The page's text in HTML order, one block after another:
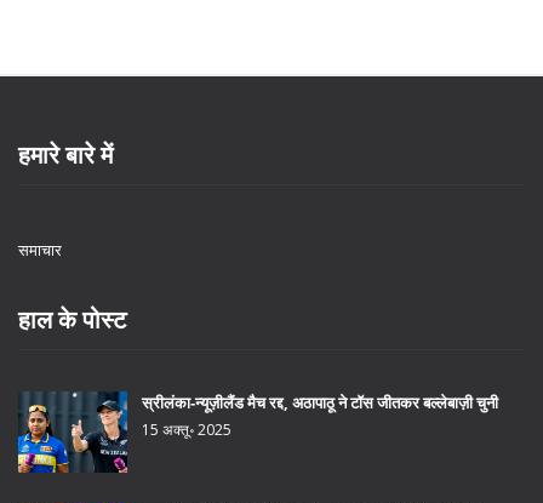
हमारे बारे में
समाचार
हाल के पोस्ट
स्रीलंका‑न्यूज़ीलैंड मैच रद्द, अठापाठू ने टॉस जीतकर बल्लेबाज़ी चुनी
15 अक्तू॰ 2025